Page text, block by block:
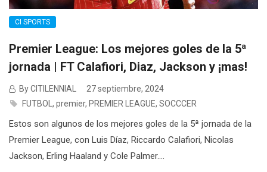
CI SPORTS
Premier League: Los mejores goles de la 5ª
jornada | FT Calafiori, Diaz, Jackson y ¡mas!
By CITILENNIAL
27 septiembre, 2024
FUTBOL, premier, PREMIER LEAGUE, SOCCCER
Estos son algunos de los mejores goles de la 5ª jornada de la
Premier League, con Luis Díaz, Riccardo Calafiori, Nicolas
Jackson, Erling Haaland y Cole Palmer....